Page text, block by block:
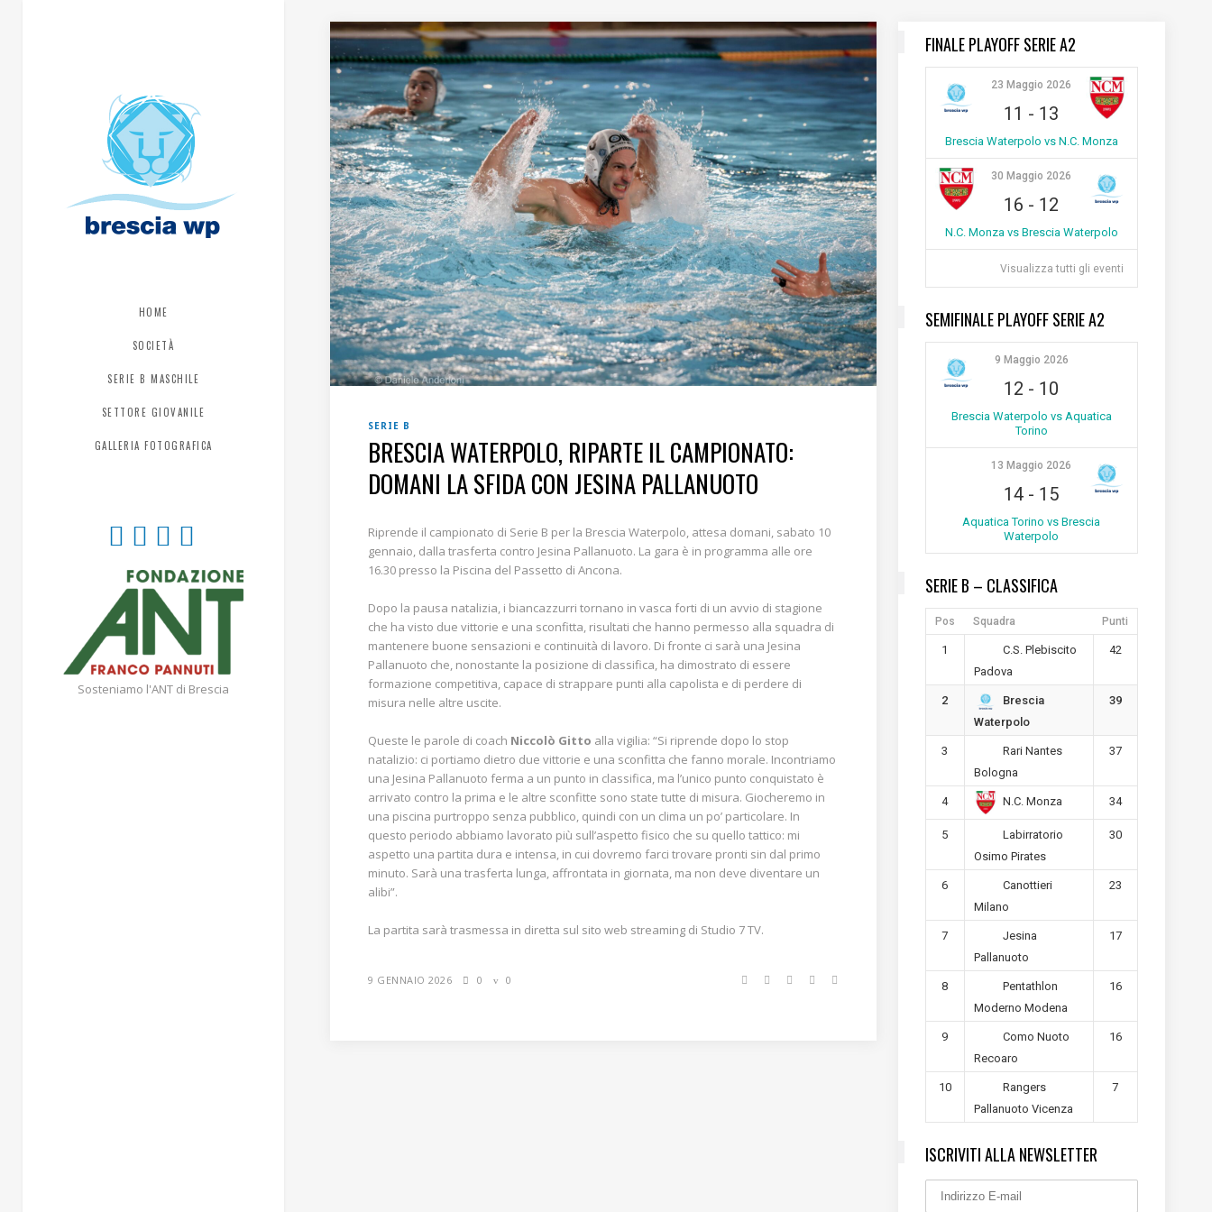
HOME
SOCIETÀ
SERIE B MASCHILE
SETTORE GIOVANILE
GALLERIA FOTOGRAFICA
Sosteniamo l'ANT di Brescia
SERIE B
BRESCIA WATERPOLO, RIPARTE IL CAMPIONATO:
DOMANI LA SFIDA CON JESINA PALLANUOTO
Riprende il campionato di Serie B per la Brescia Waterpolo, attesa domani, sabato 10
gennaio, dalla trasferta contro Jesina Pallanuoto. La gara è in programma alle ore
16.30 presso la Piscina del Passetto di Ancona.
Dopo la pausa natalizia, i biancazzurri tornano in vasca forti di un avvio di stagione
che ha visto due vittorie e una sconfitta, risultati che hanno permesso alla squadra di
mantenere buone sensazioni e continuità di lavoro. Di fronte ci sarà una Jesina
Pallanuoto che, nonostante la posizione di classifica, ha dimostrato di essere
formazione competitiva, capace di strappare punti alla capolista e di perdere di
misura nelle altre uscite.
Queste le parole di coach Niccolò Gitto alla vigilia: “Si riprende dopo lo stop
natalizio: ci portiamo dietro due vittorie e una sconfitta che fanno morale. Incontriamo
una Jesina Pallanuoto ferma a un punto in classifica, ma l’unico punto conquistato è
arrivato contro la prima e le altre sconfitte sono state tutte di misura. Giocheremo in
una piscina purtroppo senza pubblico, quindi con un clima un po’ particolare. In
questo periodo abbiamo lavorato più sull’aspetto fisico che su quello tattico: mi
aspetto una partita dura e intensa, in cui dovremo farci trovare pronti sin dal primo
minuto. Sarà una trasferta lunga, affrontata in giornata, ma non deve diventare un
alibi”.
La partita sarà trasmessa in diretta sul sito web streaming di Studio 7 TV.
9 GENNAIO 2026 0 0
FINALE PLAYOFF SERIE A2
23 Maggio 2026
11 - 13
Brescia Waterpolo vs N.C. Monza
30 Maggio 2026
16 - 12
N.C. Monza vs Brescia Waterpolo
Visualizza tutti gli eventi
SEMIFINALE PLAYOFF SERIE A2
9 Maggio 2026
12 - 10
Brescia Waterpolo vs Aquatica
Torino
13 Maggio 2026
14 - 15
Aquatica Torino vs Brescia
Waterpolo
SERIE B – CLASSIFICA
Pos Squadra Punti
1
C.S. Plebiscito
Padova
42
2
Brescia
Waterpolo
39
3
Rari Nantes
Bologna
37
4 N.C. Monza 34
5
Labirratorio
Osimo Pirates
30
6
Canottieri
Milano
23
7
Jesina
Pallanuoto
17
8
Pentathlon
Moderno Modena
16
9
Como Nuoto
Recoaro
16
10
Rangers
Pallanuoto Vicenza
7
ISCRIVITI ALLA NEWSLETTER